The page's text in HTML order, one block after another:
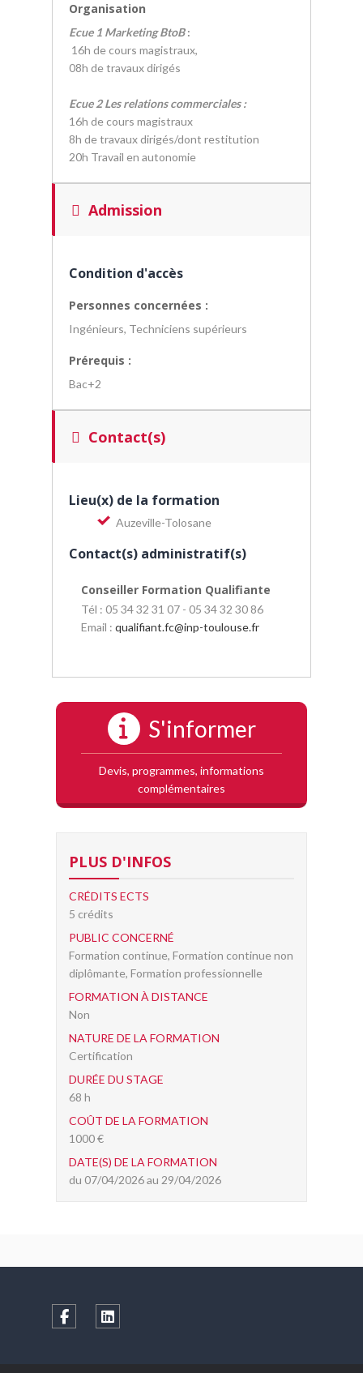
Organisation
Ecue 1 Marketing BtoB:
16h de cours magistraux,
08h de travaux dirigés
Ecue 2Les relations commerciales :
16h de cours magistraux
8h de travaux dirigés/dont restitution
20h Travail en autonomie
Admission
Condition d'accès
Personnes concernées :
Ingénieurs, Techniciens supérieurs
Prérequis :
Bac+2
Contact(s)
Lieu(x) de la formation
Auzeville-Tolosane
Contact(s) administratif(s)
Conseiller Formation Qualifiante
Tél : 05 34 32 31 07 - 05 34 32 30 86
Email : qualifiant.fc@inp-toulouse.fr
S'informer
Devis, programmes, informations
complémentaires
PLUS D'INFOS
CRÉDITS ECTS
5 crédits
PUBLIC CONCERNÉ
Formation continue, Formation continue non
diplômante, Formation professionnelle
FORMATION À DISTANCE
Non
NATURE DE LA FORMATION
Certification
DURÉE DU STAGE
68 h
COÛT DE LA FORMATION
1000 €
DATE(S) DE LA FORMATION
du 07/04/2026 au 29/04/2026